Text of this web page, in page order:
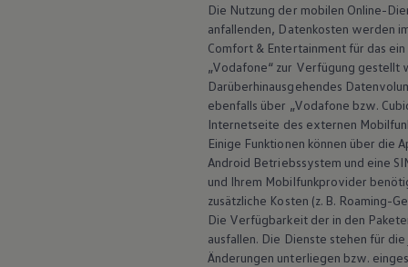
Die Nutzung der mobilen Online-
anfallenden, Datenkosten werden
Comfort & Entertainment für das
„Vodafone“ zur Verfügung gestellt
Darüberhinausgehendes
ebenfalls über „Vodafone bzw.
Internetseite des externen
Einige Funktionen können über die
Android Betriebssystem und eine
und Ihrem Mobilfunkprovider
zusätzliche Kosten (z. B. Roaming-
Die Verfügbarkeit der in den
ausfallen. Die Dienste stehen für
Änderungen unterliegen bzw.